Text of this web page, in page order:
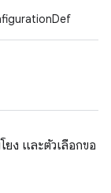
ยง และตัวเลือกขอ